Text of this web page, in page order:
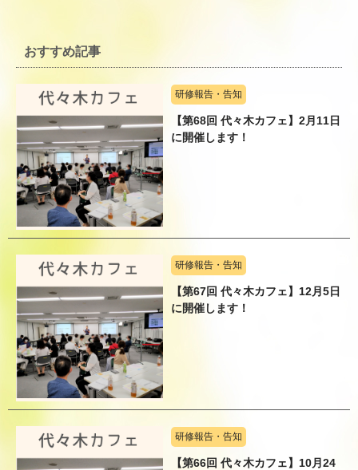
おすすめ記事
研修報告・告知
【第68回 代々木カフェ】2月11日
に開催します！
研修報告・告知
【第67回 代々木カフェ】12月5日
に開催します！
研修報告・告知
【第66回 代々木カフェ】10月24